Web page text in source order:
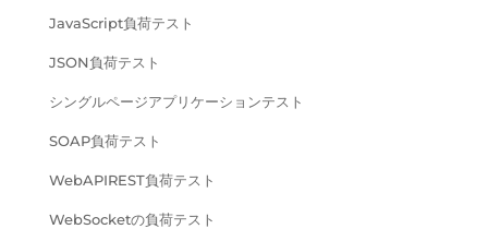
JavaScript負荷テスト
JSON負荷テスト
シングルページアプリケーションテスト
SOAP負荷テスト
WebAPIREST負荷テスト
WebSocketの負荷テスト